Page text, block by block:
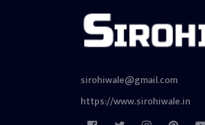
sirohiwale@gmail.com
https://www.sirohiwale.in